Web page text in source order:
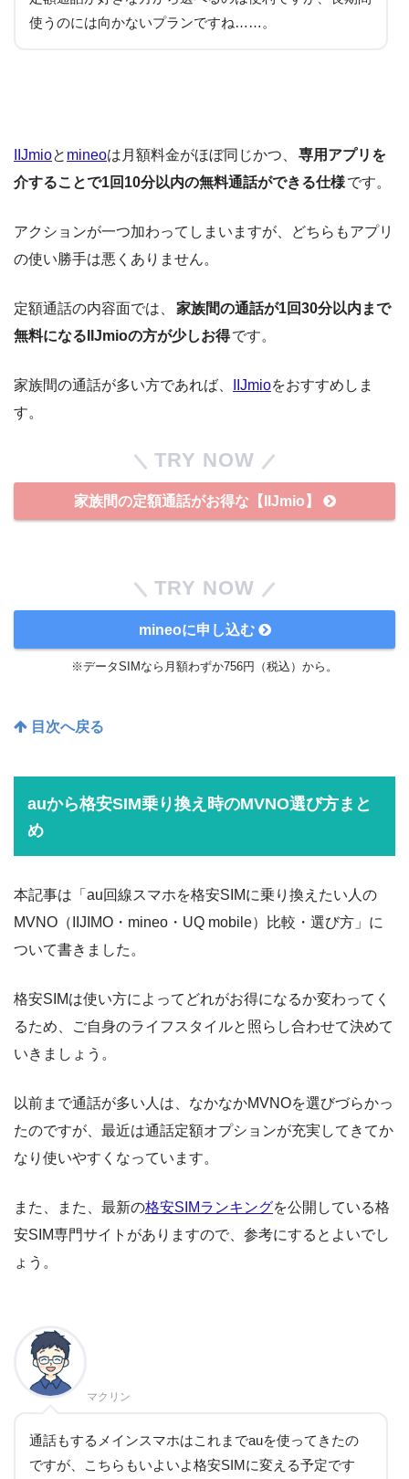
使うのには向かないプランですね……。
IIJmioと mineoは月額料金がほぼ同じかつ、
専用アプリを
介することで1回10分以内の無料通話ができる仕様です。
アクションが一つ加わってしまいますが、どちらもアプリ
の使い勝手は悪くありません。
定額通話の内容面では、
家族間の通話が1回30分以内まで
無料になるIIJmioの方が少しお得です。
家族間の通話が多い方であれば、 IIJmioをおすすめしま
す。
TRY NOW
家族間の定額通話がお得な【IIJmio】
TRY NOW
mineoに申し込む
※データSIMなら月額わずか756円（税込）から。
目次へ戻る
auから格安SIM乗り換え時のMVNO選び方まと
め
本記事は「au回線スマホを格安SIMに乗り換えたい人の
MVNO（IIJIMO・mineo・UQ mobile）比較・選び方」に
ついて書きました。
格安SIMは使い方によってどれがお得になるか変わってく
るため、ご自身のライフスタイルと照らし合わせて決めて
いきましょう。
以前まで通話が多い人は、なかなかMVNOを選びづらかっ
たのですが、最近は通話定額オプションが充実してきてか
なり使いやすくなっています。
また、また、最新の格安SIMランキングを公開している格
安SIM専門サイトがありますので、参考にするとよいでし
ょう。
マクリン
通話もするメインスマホはこれまでauを使ってきたの
ですが、こちらもいよいよ格安SIMに変える予定です